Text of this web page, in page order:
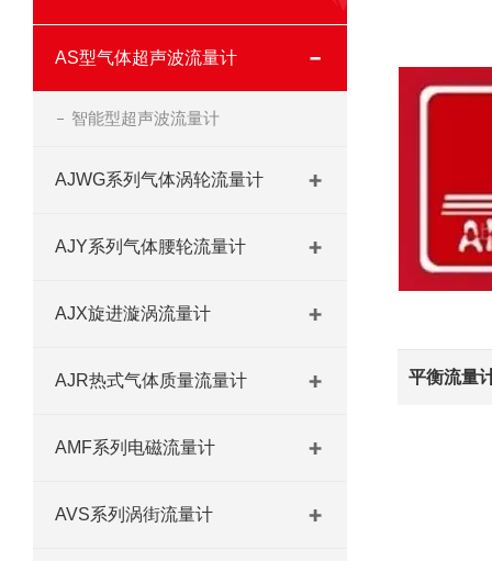
AS型气体超声波流量计
智能型超声波流量计
AJWG系列气体涡轮流量计
AJY系列气体腰轮流量计
AJX旋进漩涡流量计
AJR热式气体质量流量计
AMF系列电磁流量计
AVS系列涡街流量计